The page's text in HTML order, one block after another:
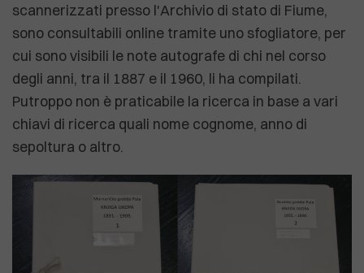
scannerizzati presso l'Archivio di stato di Fiume,
sono consultabili online tramite uno sfogliatore, per
cui sono visibili le note autografe di chi nel corso
degli anni, tra il 1887 e il 1960, li ha compilati.
Putroppo non è praticabile la ricerca in base a vari
chiavi di ricerca quali nome cognome, anno di
sepoltura o altro.